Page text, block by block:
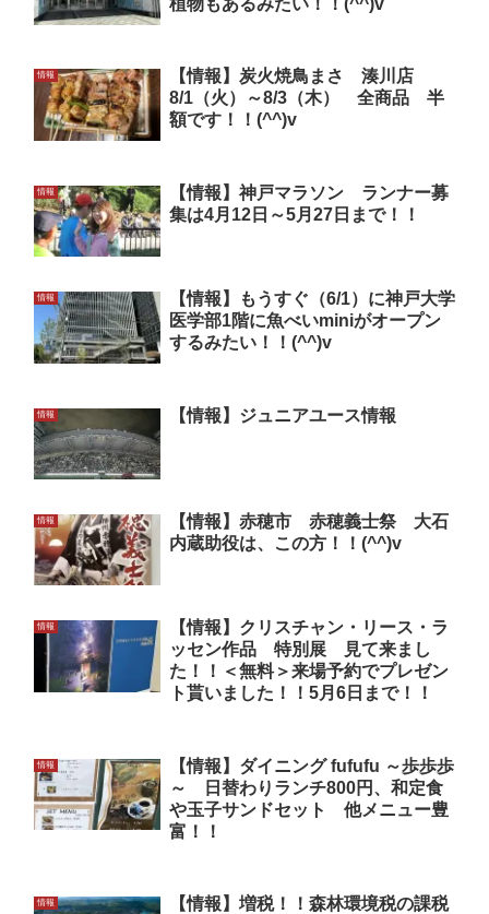
植物もあるみたい！！(^^)v
情報
【情報】炭火焼鳥まさ 湊川店
8/1（火）～8/3（木） 全商品 半
額です！！(^^)v
情報
【情報】神戸マラソン ランナー募
集は4月12日～5月27日まで！！
情報
【情報】もうすぐ（6/1）に神戸大学
医学部1階に魚べいminiがオープン
するみたい！！(^^)v
情報 【情報】ジュニアユース情報
情報
【情報】赤穂市 赤穂義士祭 大石
内蔵助役は、この方！！(^^)v
情報
【情報】クリスチャン・リース・ラ
ッセン作品 特別展 見て来まし
た！！＜無料＞来場予約でプレゼン
ト貰いました！！5月6日まで！！
情報
【情報】ダイニング fufufu ～歩歩歩
～ 日替わりランチ800円、和定食
や玉子サンドセット 他メニュー豊
富！！
情報
【情報】増税！！森林環境税の課税